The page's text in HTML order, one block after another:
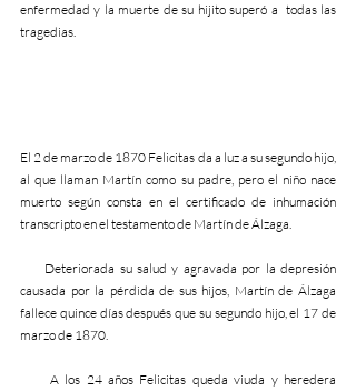
enfermedad y la muerte de su hijito superó a  todas las
tragedias.
El 2 de marzo de 1870 Felicitas da a luz a su segundo hijo,
al que llaman Martín como su padre, pero el niño nace
muerto según consta en el certificado de inhumación
transcripto en el testamento de Martín de Álzaga.
causada por la pérdida de sus hijos, Martín de Álzaga
fallece quince días después que su segundo hijo, el 17 de
marzo de 1870.